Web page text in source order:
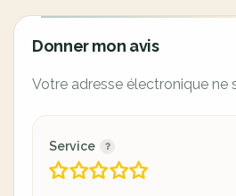
Donner mon avis
Votre adresse électronique ne
Service